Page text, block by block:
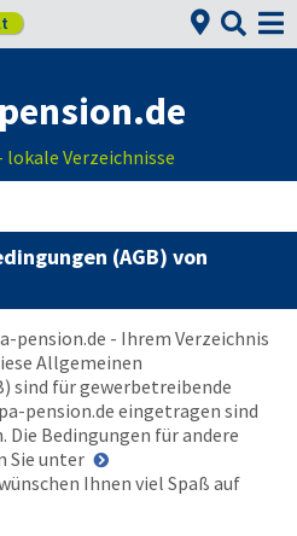
 
lokale Verzeichnisse
(AGB) von
pension.de - Ihrem Verzeichnis
Allgemeinen
sind für gewerbetreibende
pension.de eingetragen sind
Die Bedingungen für andere
Sie unter
Ihnen viel Spaß auf